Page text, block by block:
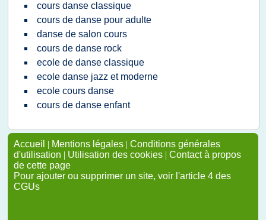
cours danse classique
cours de danse pour adulte
danse de salon cours
cours de danse rock
ecole de danse classique
ecole danse jazz et moderne
ecole cours danse
cours de danse enfant
Accueil | Mentions légales | Conditions générales
d'utilisation | Utilisation des cookies | Contact à propos
de cette page
Pour ajouter ou supprimer un site, voir l'article 4 des
CGUs